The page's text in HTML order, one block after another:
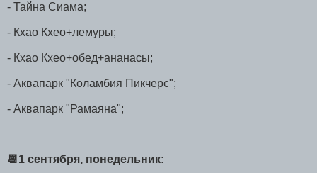
- Тайна Сиама;
- Кхао Кхео+лемуры;
- Кхао Кхео+обед+ананасы;
- Аквапарк "Коламбия Пикчерс";
- Аквапарк "Рамаяна";
📆1 сентября, понедельник: